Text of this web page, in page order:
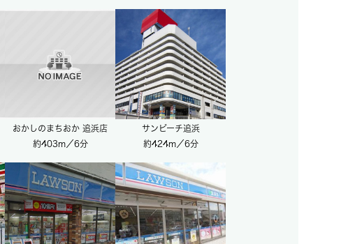
おかしのまちおか 追浜店
約403m／6分
サンビーチ追浜
約424m／6分